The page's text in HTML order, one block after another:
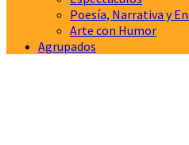
Poesía, Narrativa y
Arte con Humor
Agrupados